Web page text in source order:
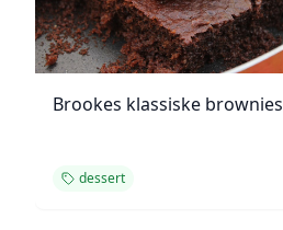
Brookes klassiske brownies
dessert